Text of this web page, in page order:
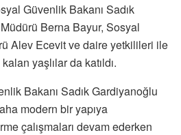
Güvenlik Bakanı Sadık
Berna Bayur, Sosyal
Alev Ecevit ve daire yetkilileri ile
yaşlılar da katıldı.
Bakanı Sadık Gardiyanoğlu
modern bir yapıya
çalışmaları devam ederken